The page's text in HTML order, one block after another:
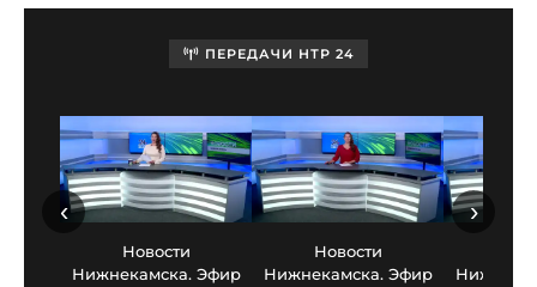
ПЕРЕДАЧИ НТР 24
Новости
Нижнекамска. Эфир
Новости
Нижнекамска. Эфир
‹ ›